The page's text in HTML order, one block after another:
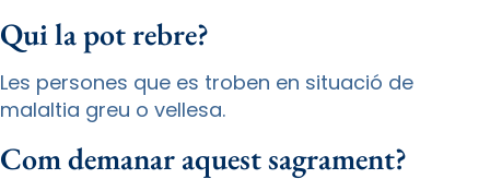
Qui la pot rebre?
Les persones que es troben en situació de
malaltia greu o vellesa.
Com demanar aquest sagrament?